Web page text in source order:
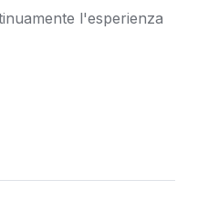
l'esperienza